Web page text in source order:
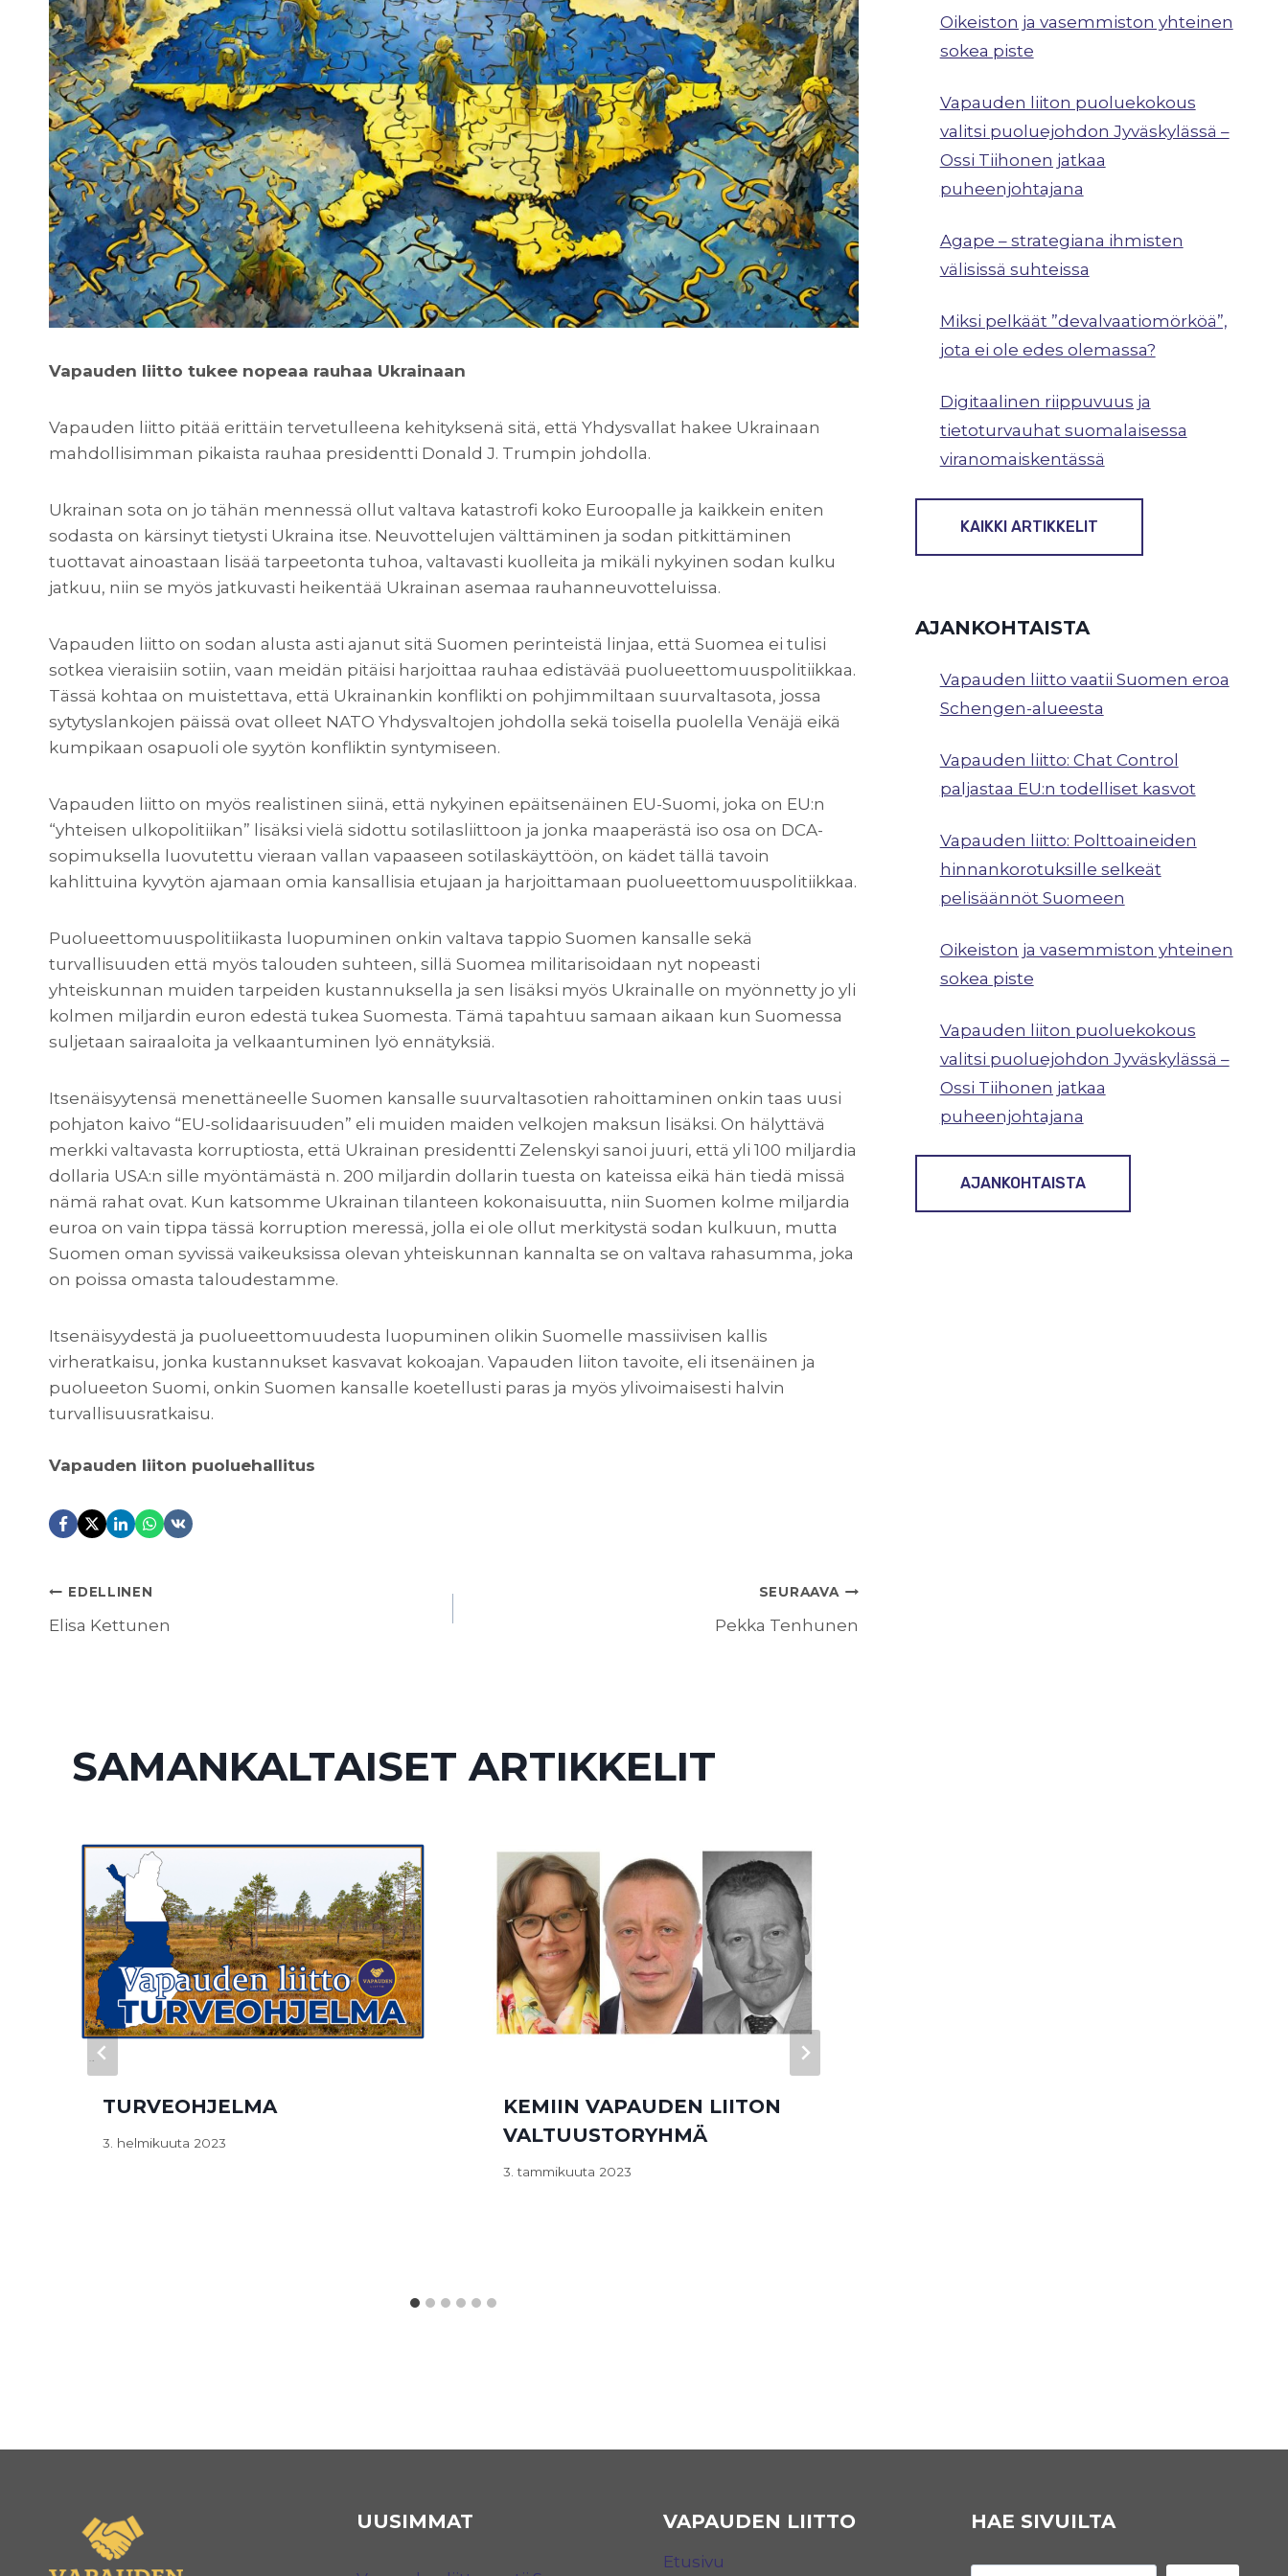
Vapauden liitto tukee nopeaa rauhaa Ukrainaan
Vapauden liitto pitää erittäin tervetulleena kehityksenä sitä, että Yhdysvallat hakee Ukrainaan
mahdollisimman pikaista rauhaa presidentti Donald J. Trumpin johdolla.
Ukrainan sota on jo tähän mennessä ollut valtava katastrofi koko Euroopalle ja kaikkein eniten
sodasta on kärsinyt tietysti Ukraina itse. Neuvottelujen välttäminen ja sodan pitkittäminen
tuottavat ainoastaan lisää tarpeetonta tuhoa, valtavasti kuolleita ja mikäli nykyinen sodan kulku
jatkuu, niin se myös jatkuvasti heikentää Ukrainan asemaa rauhanneuvotteluissa.
Vapauden liitto on sodan alusta asti ajanut sitä Suomen perinteistä linjaa, että Suomea ei tulisi
sotkea vieraisiin sotiin, vaan meidän pitäisi harjoittaa rauhaa edistävää puolueettomuuspolitiikkaa.
Tässä kohtaa on muistettava, että Ukrainankin konflikti on pohjimmiltaan suurvaltasota, jossa
sytytyslankojen päissä ovat olleet NATO Yhdysvaltojen johdolla sekä toisella puolella Venäjä eikä
kumpikaan osapuoli ole syytön konfliktin syntymiseen.
Vapauden liitto on myös realistinen siinä, että nykyinen epäitsenäinen EU-Suomi, joka on EU:n
“yhteisen ulkopolitiikan” lisäksi vielä sidottu sotilasliittoon ja jonka maaperästä iso osa on DCA-
sopimuksella luovutettu vieraan vallan vapaaseen sotilaskäyttöön, on kädet tällä tavoin
kahlittuina kyvytön ajamaan omia kansallisia etujaan ja harjoittamaan puolueettomuuspolitiikkaa.
Puolueettomuuspolitiikasta luopuminen onkin valtava tappio Suomen kansalle sekä
turvallisuuden että myös talouden suhteen, sillä Suomea militarisoidaan nyt nopeasti
yhteiskunnan muiden tarpeiden kustannuksella ja sen lisäksi myös Ukrainalle on myönnetty jo yli
kolmen miljardin euron edestä tukea Suomesta. Tämä tapahtuu samaan aikaan kun Suomessa
suljetaan sairaaloita ja velkaantuminen lyö ennätyksiä.
Itsenäisyytensä menettäneelle Suomen kansalle suurvaltasotien rahoittaminen onkin taas uusi
pohjaton kaivo “EU-solidaarisuuden” eli muiden maiden velkojen maksun lisäksi. On hälyttävä
merkki valtavasta korruptiosta, että Ukrainan presidentti Zelenskyi sanoi juuri, että yli 100 miljardia
dollaria USA:n sille myöntämästä n. 200 miljardin dollarin tuesta on kateissa eikä hän tiedä missä
nämä rahat ovat. Kun katsomme Ukrainan tilanteen kokonaisuutta, niin Suomen kolme miljardia
euroa on vain tippa tässä korruption meressä, jolla ei ole ollut merkitystä sodan kulkuun, mutta
Suomen oman syvissä vaikeuksissa olevan yhteiskunnan kannalta se on valtava rahasumma, joka
on poissa omasta taloudestamme.
Itsenäisyydestä ja puolueettomuudesta luopuminen olikin Suomelle massiivisen kallis
virheratkaisu, jonka kustannukset kasvavat kokoajan. Vapauden liiton tavoite, eli itsenäinen ja
puolueeton Suomi, onkin Suomen kansalle koetellusti paras ja myös ylivoimaisesti halvin
turvallisuusratkaisu.
Vapauden liiton puoluehallitus
ARTIKKELIEN
EDELLINEN
Elisa Kettunen
SEURAAVA
Pekka Tenhunen
SAMANKALTAISET ARTIKKELIT
TURVEOHJELMA
3. helmikuuta 2023
KEMIIN VAPAUDEN LIITON
VALTUUSTORYHMÄ
3. tammikuuta 2023
Oikeiston ja vasemmiston yhteinen
sokea piste
Vapauden liiton puoluekokous
valitsi puoluejohdon Jyväskylässä –
Ossi Tiihonen jatkaa
puheenjohtajana
Agape – strategiana ihmisten
välisissä suhteissa
Miksi pelkäät ”devalvaatiomörköä”,
jota ei ole edes olemassa?
Digitaalinen riippuvuus ja
tietoturvauhat suomalaisessa
viranomaiskentässä
KAIKKI ARTIKKELIT
AJANKOHTAISTA
Vapauden liitto vaatii Suomen eroa
Schengen-alueesta
Vapauden liitto: Chat Control
paljastaa EU:n todelliset kasvot
Vapauden liitto: Polttoaineiden
hinnankorotuksille selkeät
pelisäännöt Suomeen
Oikeiston ja vasemmiston yhteinen
sokea piste
Vapauden liiton puoluekokous
valitsi puoluejohdon Jyväskylässä –
Ossi Tiihonen jatkaa
puheenjohtajana
AJANKOHTAISTA
UUSIMMAT VAPAUDEN LIITTO
Etusivu
HAE SIVUILTA